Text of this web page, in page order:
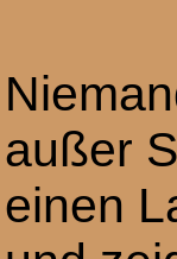
außer
einen